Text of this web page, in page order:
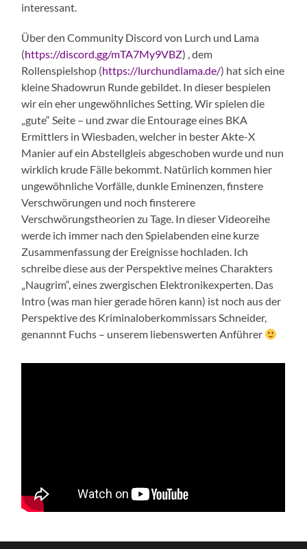
interessant.
Über den Community Discord von Lurch und Lama
(https://discord.gg/mTA7My9VBZ) , dem
Rollenspielshop (https://lurchundlama.de/) hat sich eine
kleine Shadowrun Runde gebildet. In dieser bespielen
wir ein eher ungewöhnliches Setting. Wir spielen die
„gute“ Seite – und zwar die Entourage eines BKA
Ermittlers in Wiesbaden, welcher in bester Akte-X
Manier auf ein Abstellgleis abgeschoben wurde und nun
wirklich krude Fälle bekommt. Natürlich kommen hier
ungewöhnliche Vorfälle, dunkle Eminenzen, finstere
Verschwörungen und noch finsterere
Verschwörungstheorien zu Tage. In dieser Videoreihe
werde ich immer nach den Spielabenden eine kurze
Zusammenfassung der Ereignisse hochladen. Ich
schreibe diese aus der Perspektive meines Charakters
„Naugrim“, eines zwergischen Elektronikexperten. Das
Intro (was man hier gerade hören kann) ist noch aus der
Perspektive des Kriminaloberkommissars Schneider,
genannnt Fuchs – unserem liebenswerten Anführer